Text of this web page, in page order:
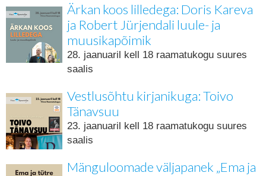
Ärkan koos lilledega: Doris Kareva
ja Robert Jürjendali luule- ja
muusikapõimik
28. jaanuaril kell 18 raamatukogu suures
saalis
Vestlusõhtu kirjanikuga: Toivo
Tänavsuu
23. jaanuaril kell 18 raamatukogu suures
saalis
Mänguloomade väljapanek „Ema ja